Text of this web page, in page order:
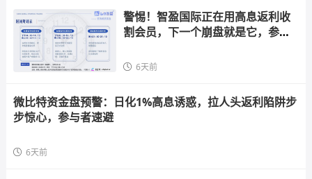
警惕！智盈国际正在用高息返利收
割会员，下一个崩盘就是它，参与
6天前
微比特资金盘预警：日化1%高息诱惑，拉人头返利陷阱步
步惊心，参与者速避
6天前